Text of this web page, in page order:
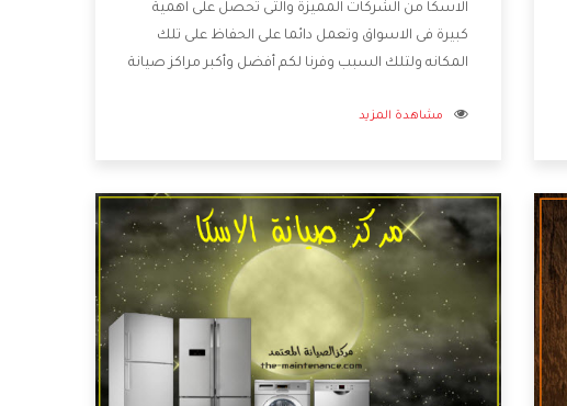
الاسكا من الشركات المميزة والتى تحصل على اهمية
كبيرة فى الاسواق وتعمل دائما على الحفاظ على تلك
المكانه ولتلك السبب وفرنا لكم أفضل وأكبر مراكز صيانة
ويستطيع القيام بتصليح جميع المنتجات دون اى ازعاج
البيع التى ترضى العميل
مشاهدة المزيد